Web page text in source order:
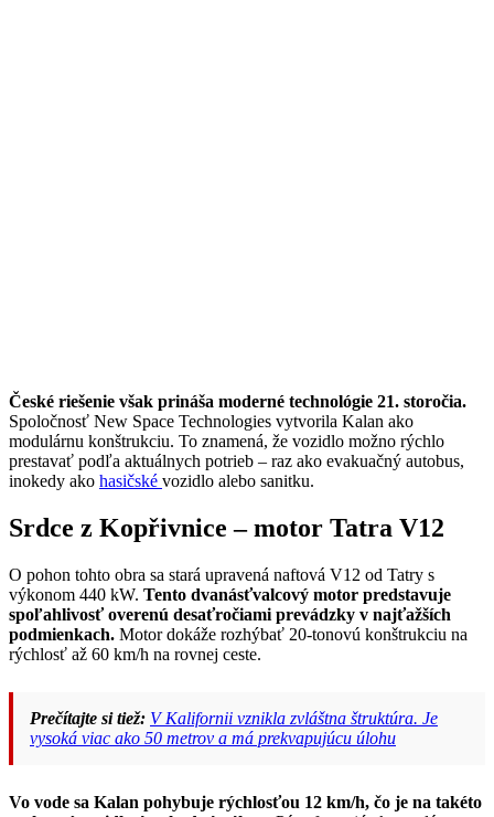
České riešenie však prináša moderné technológie 21. storočia.
Spoločnosť New Space Technologies vytvorila Kalan ako
modulárnu konštrukciu. To znamená, že vozidlo možno rýchlo
prestavať podľa aktuálnych potrieb – raz ako evakuačný autobus,
inokedy ako hasičské vozidlo alebo sanitku.
Srdce z Kopřivnice – motor Tatra V12
O pohon tohto obra sa stará upravená naftová V12 od Tatry s
výkonom 440 kW. Tento dvanásťvalcový motor predstavuje
spoľahlivosť overenú desaťročiami prevádzky v najťažších
podmienkach. Motor dokáže rozhýbať 20-tonovú konštrukciu na
rýchlosť až 60 km/h na rovnej ceste.
Prečítajte si tiež: V Kalifornii vznikla zvláštna štruktúra. Je
vysoká viac ako 50 metrov a má prekvapujúcu úlohu
Vo vode sa Kalan pohybuje rýchlosťou 12 km/h, čo je na takéto